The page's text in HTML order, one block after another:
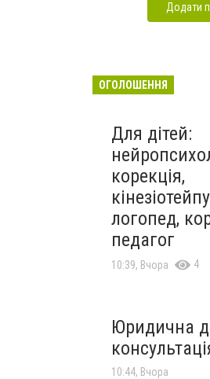
Додати
ОГОЛОШЕННЯ
Для дітей:
корекція,
логопед,
педагог
10:39, Вчора 4
Юридична
10:44, Вчора